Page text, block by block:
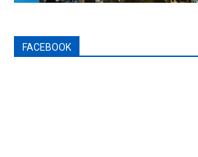
FACEBOOK